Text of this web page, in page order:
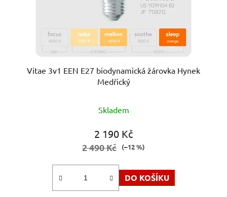
Vitae 3v1 EEN E27 biodynamická žárovka Hynek
Medřický
hodnocení
produktu
je
Skladem
2 190 Kč
2 490 Kč (–12 %)
DO KOŠÍKU